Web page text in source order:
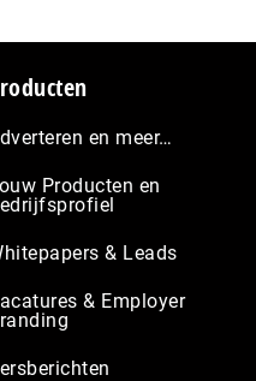
en meer…
Producten en
& Leads
& Employer